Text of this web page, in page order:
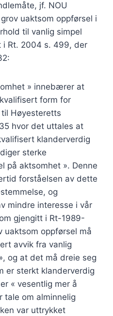
jf. NOU
uaktsom oppførsel i
til vanlig simpel
i Rt. 2004 s. 499, der
» innebærer at
form for
Høyesteretts
hvor det uttales at
klanderverdig
sterke
på aktsomhet ». Denne
forståelsen av dette
og
mindre interesse i vår
gjengitt i Rt-1989-
uaktsom oppførsel må
avvik fra vanlig
og at det må dreie seg
er sterkt klanderverdig
« vesentlig mer å
tale om alminnelig
var uttrykket